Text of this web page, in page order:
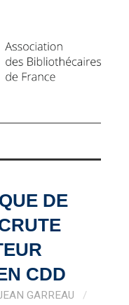
DE
CDD
GARREAU